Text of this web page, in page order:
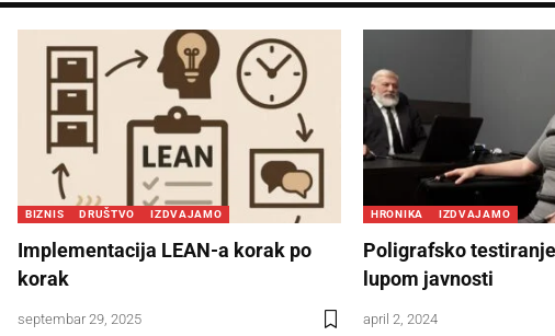
BIZNIS DRUŠTVO IZDVAJAMO
Implementacija LEAN-a korak po
korak
septembar 29, 2025
HRONIKA IZDVAJAMO
Poligrafsko
lupom javnosti
april 2, 2024